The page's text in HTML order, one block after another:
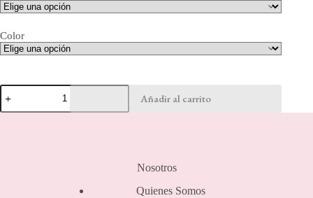
Color
Tobillera
Básica
Microfibra
Añadir al carrito
Nosotros
Quienes Somos